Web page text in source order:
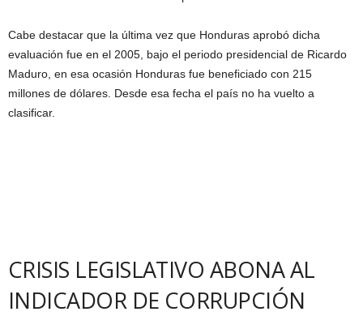
Cabe destacar que la última vez que Honduras aprobó dicha
evaluación fue en el 2005, bajo el periodo presidencial de Ricardo
Maduro, en esa ocasión Honduras fue beneficiado con 215
millones de dólares. Desde esa fecha el país no ha vuelto a
clasificar.
CRISIS LEGISLATIVO ABONA AL
INDICADOR DE CORRUPCIÓN